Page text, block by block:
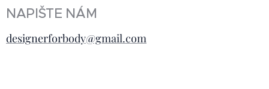
NAPIŠTE NÁM
designerforbody@gmail.com